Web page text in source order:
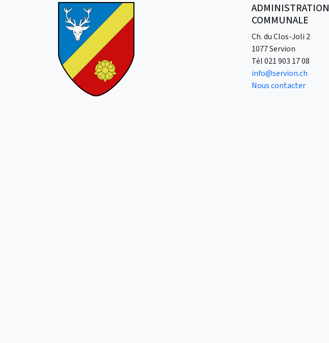
ADMINISTRATION
COMMUNALE
Ch. du Clos-Joli 2
1077 Servion
Tél021 903 17 08
info@servion.ch
Nous contacter